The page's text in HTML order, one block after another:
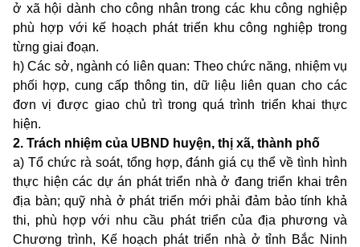
ở xã hội dành cho công nhân trong các khu công nghiệp
phù hợp với kế hoạch phát triển khu công nghiệp trong
từng giai đoạn.
h) Các sở, ngành có liên quan: Theo chức năng, nhiệm vụ
phối hợp, cung cấp thông tin, dữ liệu liên quan cho các
đơn vị được giao chủ trì trong quá trình triển khai thực
hiện.
2. Trách nhiệm của UBND huyện, thị xã, thành phố
a) Tổ chức rà soát, tổng hợp, đánh giá cụ thể về tình hình
thực hiện các dự án phát triển nhà ở đang triển khai trên
địa bàn; quỹ nhà ở phát triển mới phải đảm bảo tính khả
thi, phù hợp với nhu cầu phát triển của địa phương và
Chương trình, Kế hoạch phát triển nhà ở tỉnh Bắc Ninh